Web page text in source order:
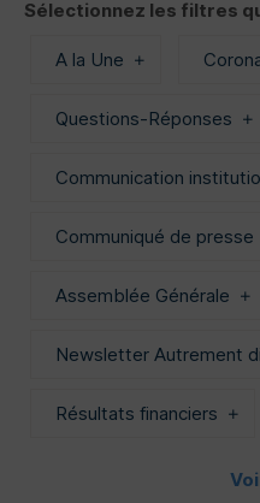
Sélectionnez les filtres
A la Une
Questions-Réponses
Communication
Communiqué de presse
Assemblée Générale
Newsletter Autrement
Résultats financiers